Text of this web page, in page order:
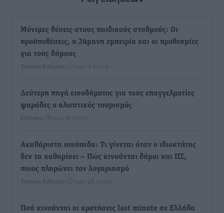
Μόνιμες θέσεις στους παιδικούς σταθμούς: Οι
προϋποθέσεις, η 24μηνη εμπειρία και οι προθεσμίες
για τους δήμους
Τοπικές Ειδήσεις πριν 3 λεπτά
Δεύτερη πηγή εισοδήματος για τους επαγγελματίες
ψαράδες ο αλιευτικός τουρισμός
Ειδήσεις πριν 18 λεπτά
Ακαθάριστα οικόπεδα: Τι γίνεται όταν ο ιδιοκτήτης
δεν τα καθαρίσει – Πώς κινούνται δήμοι και ΠΣ,
ποιος πληρώνει τον λογαριασμό
Τοπικές Ειδήσεις πριν 26 λεπτά
Πού κινούνται οι κρατήσεις last minute σε Ελλάδα